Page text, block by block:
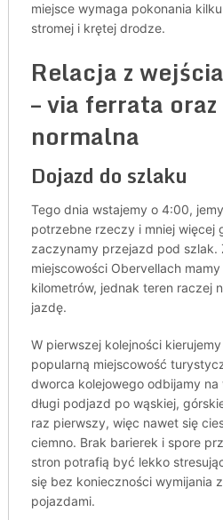
miejsce wymaga pokonania
stromej i krętej drodze.
Relacja z
– via ferrata
normalna
Dojazd do szlaku
Tego dnia wstajemy o 4:00,
potrzebne rzeczy i mniej więcej
zaczynamy przejazd pod szlak.
miejscowości Obervellach
kilometrów, jednak teren raczej
jazdę.
W pierwszej kolejności
popularną miejscowość
dworca kolejowego odbijamy
długi podjazd po wąskiej,
raz pierwszy, więc nawet się
ciemno. Brak barierek i spore
stron potrafią być lekko
się bez konieczności wymijania
pojazdami.